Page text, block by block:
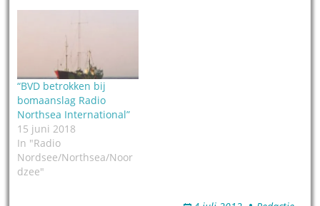
“BVD betrokken bij
bomaanslag Radio
Northsea International”
15 juni 2018
In "Radio
Nordsee/Northsea/Noor
dzee"